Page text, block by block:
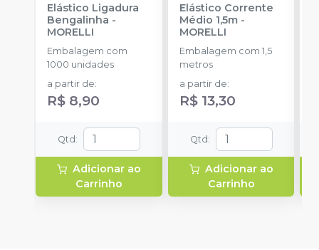
Elástico Ligadura
Bengalinha -
MORELLI
Embalagem com
1000 unidades
a partir de:
R$ 8,90
Qtd :
Adicionar ao
Carrinho
Elástico Corrente
Médio 1,5m-
MORELLI
Embalagem com 1,5
metros
a partir de:
R$ 13,30
Qtd :
Adicionar ao
Carrinho